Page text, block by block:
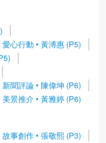
愛心行動 • 黃溥惠 (P5)
新聞評論 • 陳偉坤 (P6)
美景推介 • 黃雅婷 (P6)
故事創作 • 張敬熙 (P3)